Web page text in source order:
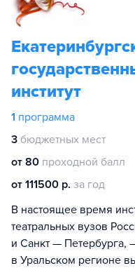
институт
1 программа
3 бюджетных мест
от 80 проходной балл
от 111500 р. за год
В настоящее время
театральных вузов
и Санкт — Петербурга,
в Уральском регионе